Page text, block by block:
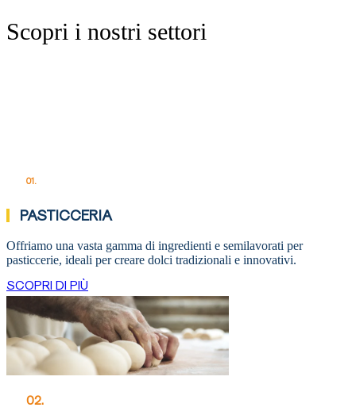
Scopri i nostri settori
01.
PASTICCERIA
Offriamo una vasta gamma di ingredienti e semilavorati per
pasticcerie, ideali per creare dolci tradizionali e innovativi.
SCOPRI DI PIÙ
02.